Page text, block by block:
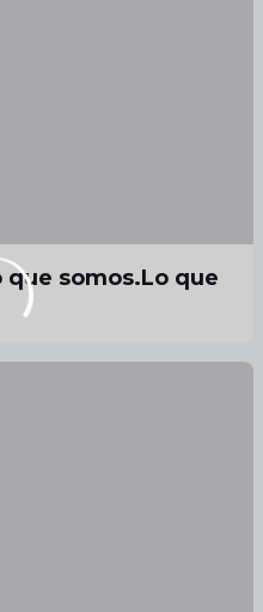
somos.Lo que